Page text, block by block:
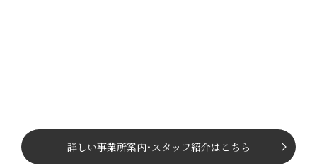
詳しい事業所案内･ スタッフ紹介はこちら